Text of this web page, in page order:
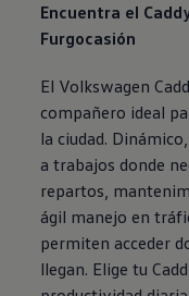
Encuentra el
Furgocasión
El Volkswagen
compañero ideal
la ciudad.
a trabajos donde
repartos,
ágil manejo en
permiten acceder
llegan. Elige tu